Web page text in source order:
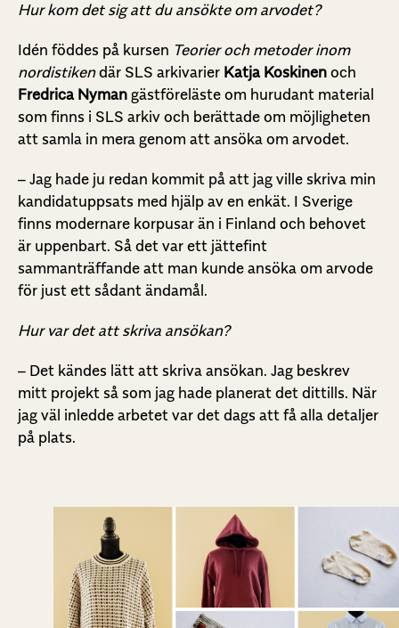
Hur kom det sig att du ansökte om arvodet?
Idén föddes på kursen Teorier och metoder inom
nordistikendär SLS arkivarier Katja Koskinen och
Fredrica Nyman gästföreläste om hurudant material
som finns i SLS arkiv och berättade om möjligheten
att samla in mera genom att ansöka om arvodet.
– Jag hade ju redan kommit på att jag ville skriva min
kandidatuppsats med hjälp av en enkät. I Sverige
finns modernare korpusar än i Finland och behovet
är uppenbart. Så det var ett jättefint
sammanträffande att man kunde ansöka om arvode
för just ett sådant ändamål.
Hur var det att skriva ansökan?
– Det kändes lätt att skriva ansökan. Jag beskrev
mitt projekt så som jag hade planerat det dittills. När
jag väl inledde arbetet var det dags att få alla detaljer
på plats.